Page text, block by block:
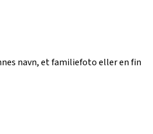
navn, et familiefoto eller en fin